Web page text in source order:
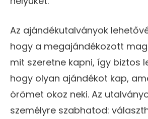
Az ajándékutalványok
hogy a megajándékozott
mit szeretne kapni, így biztos
hogy olyan ajándékot kap,
örömet okoz neki. Az
személyre szabhatod: